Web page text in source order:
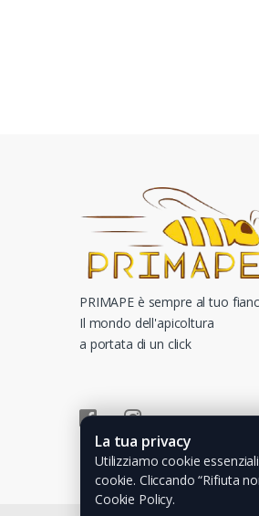
PRIMAPE è sempre al tuo
Il mondo dell'apicoltura
a portata di un click
La tua privacy
Utilizziamo cookie
cookie. Cliccando “Rifiuta
Cookie Policy.